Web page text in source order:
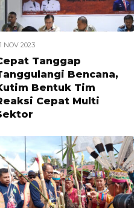
NOV 2023
Tanggap
Bencana,
Bentuk Tim
Cepat Multi